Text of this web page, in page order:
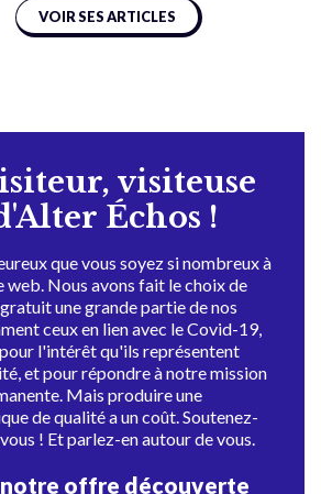
VOIR SES ARTICLES
visiteuse
Échos !
que vous soyez si nombreux à
web. Nous avons fait le choix de
une grande partie de nos
ceux en lien avec le Covid-19,
l'intérêt qu'ils représentent
et pour répondre à notre mission
Mais produire une
de qualité a un coût. Soutenez-
! Et parlez-en autour de vous.
offre découverte